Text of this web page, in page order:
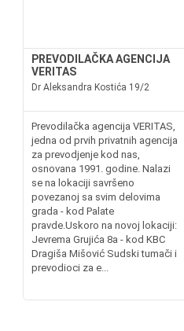
PREVODILAČKA AGENCIJA
VERITAS
Dr Aleksandra Kostića 19/2
Prevodilačka agencija VERITAS,
jedna od prvih privatnih agencija
za prevodjenje kod nas,
osnovana 1991. godine. Nalazi
se na lokaciji savršeno
povezanoj sa svim delovima
grada - kod Palate
pravde.Uskoro na novoj lokaciji:
Jevrema Grujića 8a - kod KBC
Dragiša Mišović Sudski tumači i
prevodioci za e...